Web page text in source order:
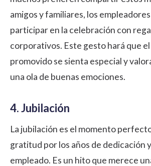
amigos y familiares, los
participar en la celebración con
corporativos. Este gesto hará que
promovido se sienta especial y
una ola de buenas emociones.
4. Jubilación
La jubilación es el momento
gratitud por los años de dedicación
empleado. Es un hito que merece